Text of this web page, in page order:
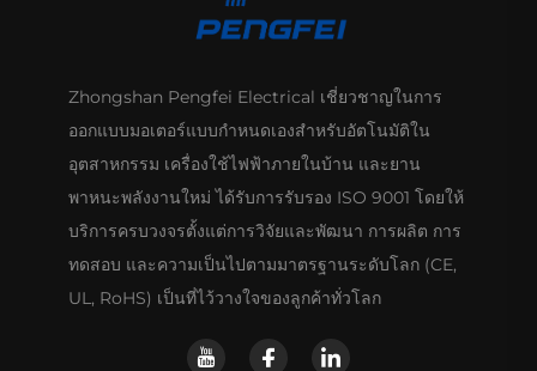
Zhongshan Pengfei Electrical เชี่ยวชาญในการ
ออกแบบมอเตอร์แบบกำหนดเองสำหรับอัตโนมัติใน
อุตสาหกรรม เครื่องใช้ไฟฟ้าภายในบ้าน และยาน
พาหนะพลังงานใหม่ ได้รับการรับรอง ISO 9001 โดยให้
บริการครบวงจรตั้งแต่การวิจัยและพัฒนา การผลิต การ
ทดสอบ และความเป็นไปตามมาตรฐานระดับโลก (CE,
UL, RoHS) เป็นที่ไว้วางใจของลูกค้าทั่วโลก